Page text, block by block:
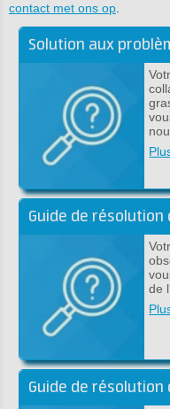
contact met ons op
Solution aux
de